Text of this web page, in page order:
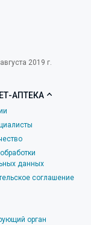
2019 г.
АПТЕКА
данных
соглашение
орган